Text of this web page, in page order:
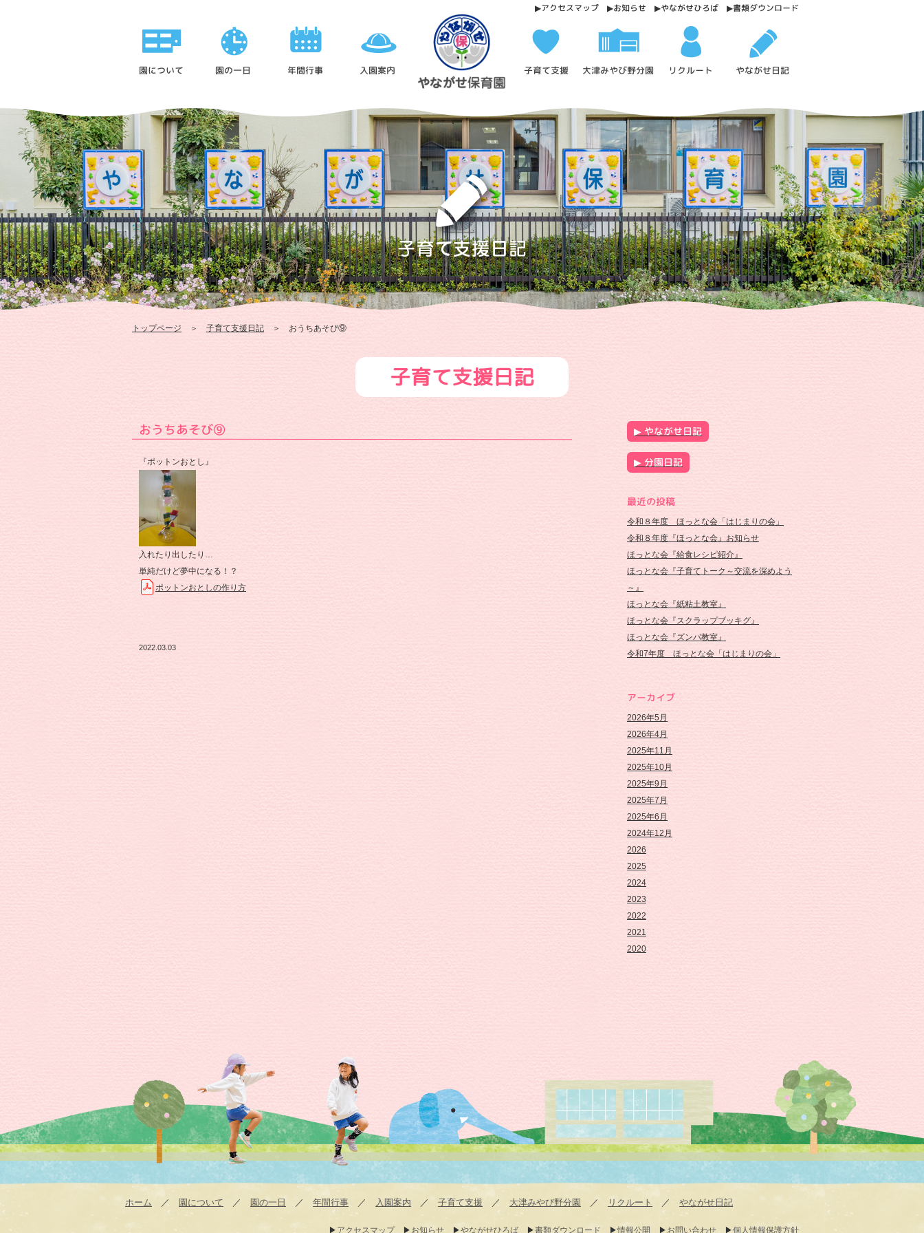
お
う
ち
そ
び
⑨
-
幼
保
連
携
型
認
こ
ど
も
や
アクセスマップ お知らせ やながせひろば 書類ダウンロード
園について 園の一日 年間行事 入園案内 子育て支援 大津みやび野分園 リクルート やながせ日記
トップページ ＞ 子育て支援日記 ＞ おうちあそび⑨
子育て支援日記
おうちあそび⑨
『ポットンおとし』
入れたり出したり…
単純だけど夢中になる！？
ポットンおとしの作り方
2022.03.03
やながせ日記
分園日記
最近の投稿
令和８年度 ほっとな会「はじまりの会」
令和８年度『ほっとな会』お知らせ
ほっとな会『給食レシピ紹介』
ほっとな会『子育てトーク～交流を深めよう
～』
ほっとな会『紙粘土教室』
ほっとな会『スクラップブッキグ』
ほっとな会『ズンバ教室』
令和7年度 ほっとな会「はじまりの会」
アーカイブ
2026年5月
2026年4月
2025年11月
2025年10月
2025年9月
2025年7月
2025年6月
2024年12月
2026
2025
2024
2023
2022
2021
2020
ホーム ／ 園について ／ 園の一日 ／ 年間行事 ／ 入園案内 ／ 子育て支援 ／ 大津みやび野分園 ／ リクルート ／ やながせ日記
アクセスマップ お知らせ やながせひろば 書類ダウンロード 情報公開 お問い合わせ 個人情報保護方針